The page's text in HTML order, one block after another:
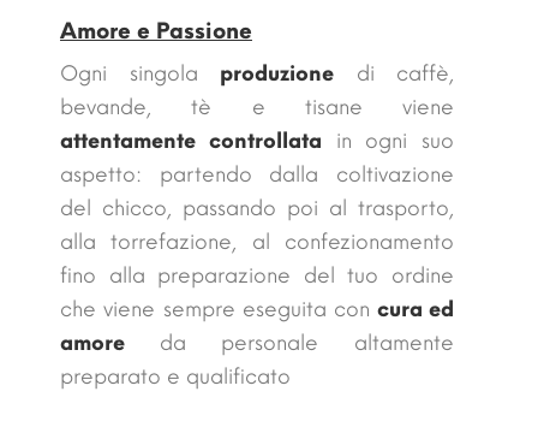
Amore e Passione
Ogni singola produzione di caffè,
bevande, tè e tisane viene
attentamente controllata in ogni suo
aspetto: partendo dalla coltivazione
del chicco, passando poi al trasporto,
alla torrefazione, al confezionamento
fino alla preparazione del tuo ordine
che viene sempre eseguita con cura ed
amore da personale altamente
preparato e qualificato